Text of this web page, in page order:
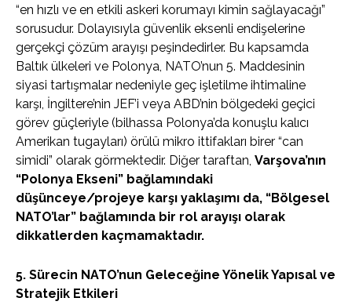
“en hızlı ve en etkili askeri korumayı kimin sağlayacağı”
sorusudur. Dolayısıyla güvenlik eksenli endişelerine
gerçekçi çözüm arayışı peşindedirler. Bu kapsamda
Baltık ülkeleri ve Polonya, NATO’nun 5. Maddesinin
siyasi tartışmalar nedeniyle geç işletilme ihtimaline
karşı, İngiltere’nin JEF’i veya ABD’nin bölgedeki geçici
görev güçleriyle (bilhassa Polonya’da konuşlu kalıcı
Amerikan tugayları) örülü mikro ittifakları birer “can
simidi” olarak görmektedir. Diğer taraftan, Varşova’nın
“Polonya Ekseni” bağlamındaki
düşünceye/projeye karşı yaklaşımı da, “Bölgesel
NATO’lar” bağlamında bir rol arayışı olarak
dikkatlerden kaçmamaktadır.
5. Sürecin NATO’nun Geleceğine Yönelik Yapısal ve
Stratejik Etkileri